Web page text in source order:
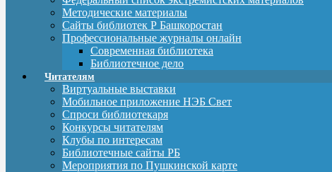
Методические материалы
Сайты библиотек Р Башкоростан
Профессиональные журналы онлайн
Современная библиотека
Библиотечное дело
Читателям
Виртуальные выставки
Мобильное приложение НЭБ Свет
Спроси библиотекаря
Конкурсы читателям
Клубы по интересам
Библиотечные сайты РБ
Мероприятия по Пушкинской карте